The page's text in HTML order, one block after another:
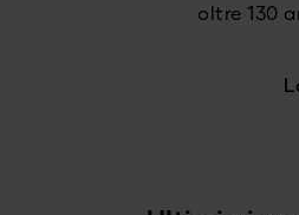
oltre 130